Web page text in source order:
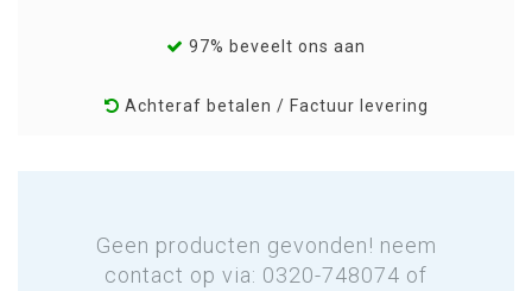
97% beveelt ons aan
Achteraf betalen / Factuur levering
Geen producten gevonden! neem
contact op via: 0320-748074 of